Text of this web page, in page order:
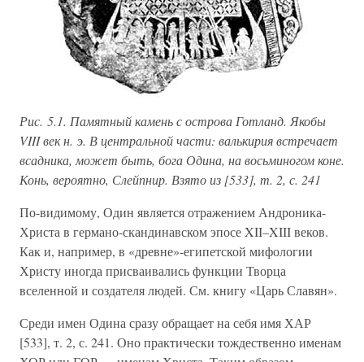
Рис. 5.1. Памятный камень с острова Готланд. Якобы
VIII век н. э. В центральной части: валькирия встречает
всадника, может быть, бога Одина, на восьминогом коне.
Конь, вероятно, Слейпнир. Взято из [533], т. 2, с. 241
По-видимому, Один является отражением Андроника-
Христа в германо-скандинавском эпосе XII–XIII веков.
Как и, например, в «древне»-египетской мифологии
Христу иногда присваивались функции Творца
вселенной и создателя людей. См. книгу «Царь Славян».
Среди имен Одина сразу обращает на себя имя ХАР
[533], т. 2, с. 241. Оно практически тождественно именам